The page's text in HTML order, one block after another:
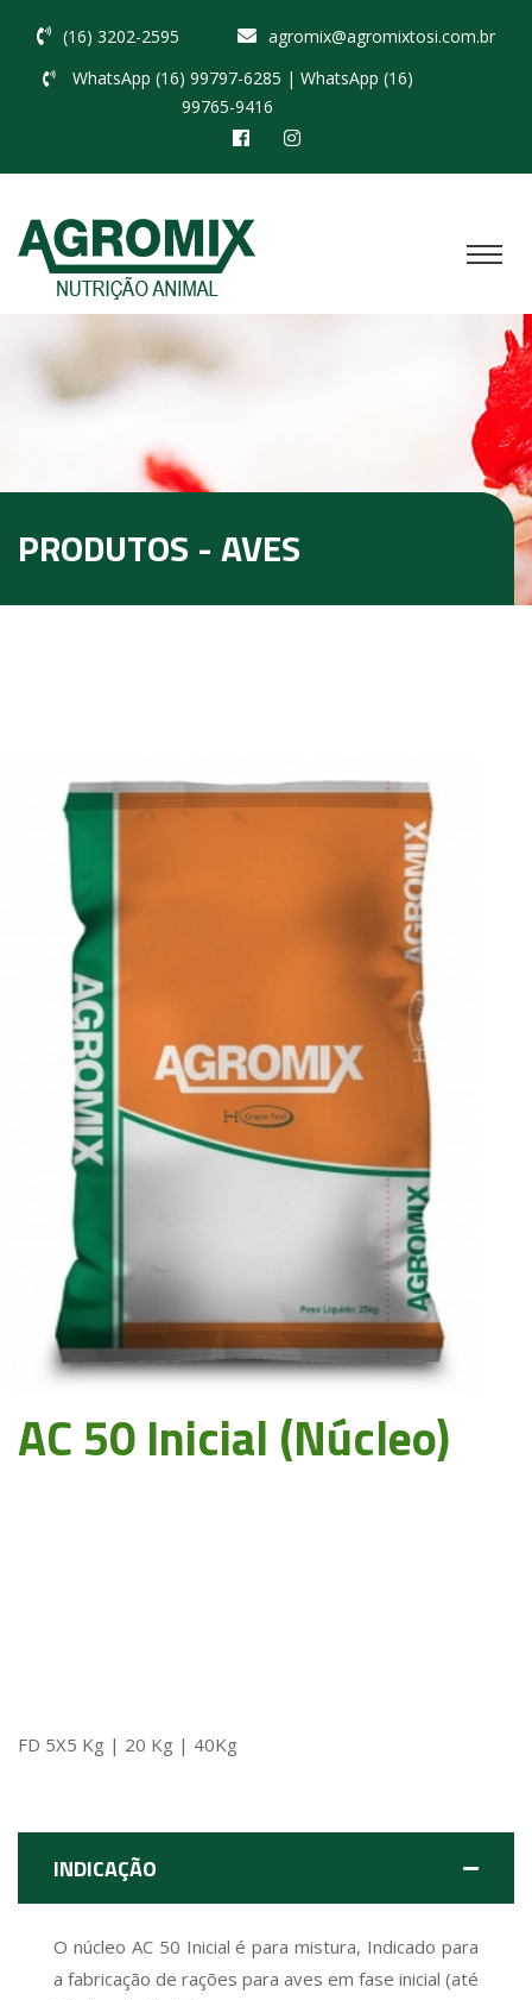
(16) 3202-2595
agromix@agromixtosi.com.br
WhatsApp (16) 99797-6285 | WhatsApp (16)
99765-9416
PRODUTOS - AVES
AC 50 Inicial (Núcleo)
FD 5X5 Kg | 20 Kg | 40Kg
INDICAÇÃO
O núcleo AC 50 Inicial é para mistura, Indicado para
a fabricação de rações para aves em fase inicial (até